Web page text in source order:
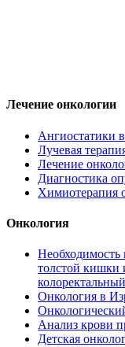
Лечение онкологии
Ангиостатики
Лучевая
Лечение
Диагностика
Химиотерапия
Онкология
Необходимость
толстой кишки
Онкология в
Анализ крови
Детская